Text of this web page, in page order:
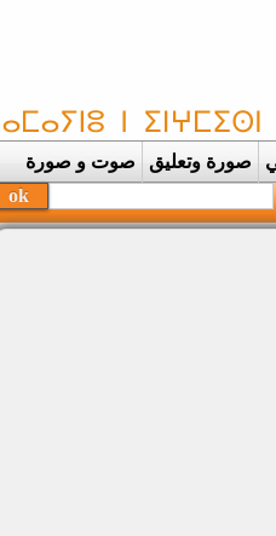
صورة وتعليق صوت و صورة